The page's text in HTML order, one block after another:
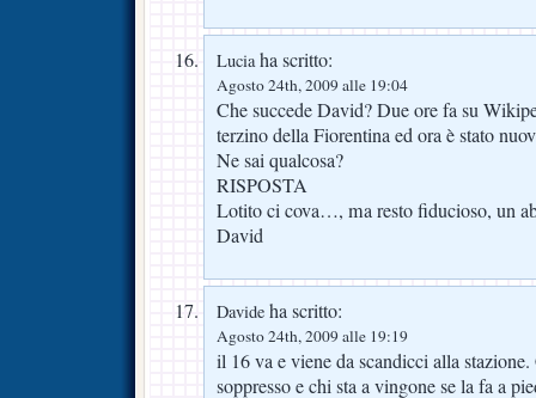
Luciaha scritto:
Agosto 24th, 2009 alle 19:04
Che succede David? Due ore fa su
terzino della Fiorentina ed ora è stato
Ne sai qualcosa?
RISPOSTA
Lotito ci cova…, ma resto fiducioso, un
David
Davide ha scritto:
Agosto 24th, 2009 alle 19:19
il 16 va e viene da scandicci alla
soppresso e chi sta a vingone se la fa a